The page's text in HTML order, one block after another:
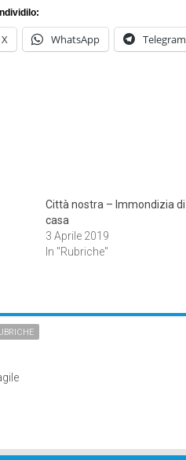
X WhatsApp Telegram
Città nostra – Immondizia di
casa
3 Aprile 2019
In "Rubriche"